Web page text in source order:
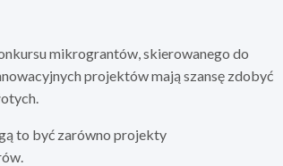
mikrograntów, skierowanego do
projektów mają szansę zdobyć
to być zarówno projekty